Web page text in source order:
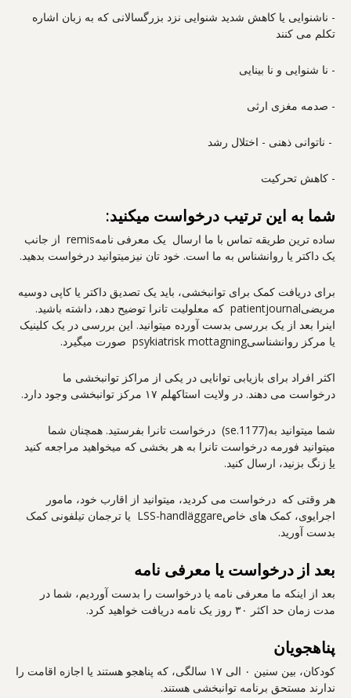
- ناشنوایی یا کاهش شدید شنوایی نزد بزرگسالانی که به زبان اشاره
تکلم می کنند
- نا شنوایی و نا بینایی
- صدمه مغزی ارثی
- ناتوانی ذهنی - اختلال رشد
- کاهش تحرکیت
شما به این ترتیب درخواست میکنید:
ساده ترین طریقه تماس با ما ارسال یک معرفی نامهremis از جانب
یک داکتر یا روانشناس به ما است. خود تان نیزمیتوانید درخواست بدهید.
برای دریافت کمک برای توانبخشی، باید یک تصدیق داکتر یا کاپی دوسیه
مریضیpatientjournal که معلولیت تانرا توضیح دهد، داشته باشید.
اینرا بعد از یک بررسی بدست آورده میتوانید. این بررسی در یک کلینیک
یا مرکز روانشناسیpsykiatrisk mottagning صورت میگیرد.
اکثر افراد برای بازیابی توانایی در یکی از مراکز توانبخشی ما
درخواست می دهند. در ولایت استاکهلم ۱۷ مرکز توانبخشی وجود دارد.
شما میتوانید به(1177.se) درخواست تانرا بفرستید. همچنان شما
میتوانید فورمه درخواست تانرا به هر بخشی که میخواهید مراجعه کنید
یا زنگ بزنید، ارسال کنید.
هر وقتی که درخواست می کردید، میتوانید از اقارب خود، مامور
اجرایوی، کمک های خاصLSS-handläggare یا ترجمان تیلفونی کمک
بدست آورید.
بعد از درخواست یا معرفی نامه
بعد از اینکه ما معرفی نامه یا درخواست را بدست آوردیم، شما در
مدت زمان حد اکثر ۳۰ روز یک نامه دریافت خواهید کرد.
پناهجویان
کودکان، بین سنین ۰ الی ۱۷ سالگی، که پناهجو هستند یا اجازه اقامت را
ندارند مستحق برنامه توانبخشی هستند.